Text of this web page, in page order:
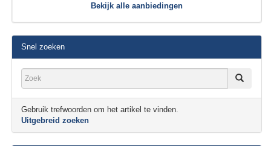
Bekijk alle aanbiedingen
Snel zoeken
Gebruik trefwoorden om het artikel te vinden.
Uitgebreid zoeken